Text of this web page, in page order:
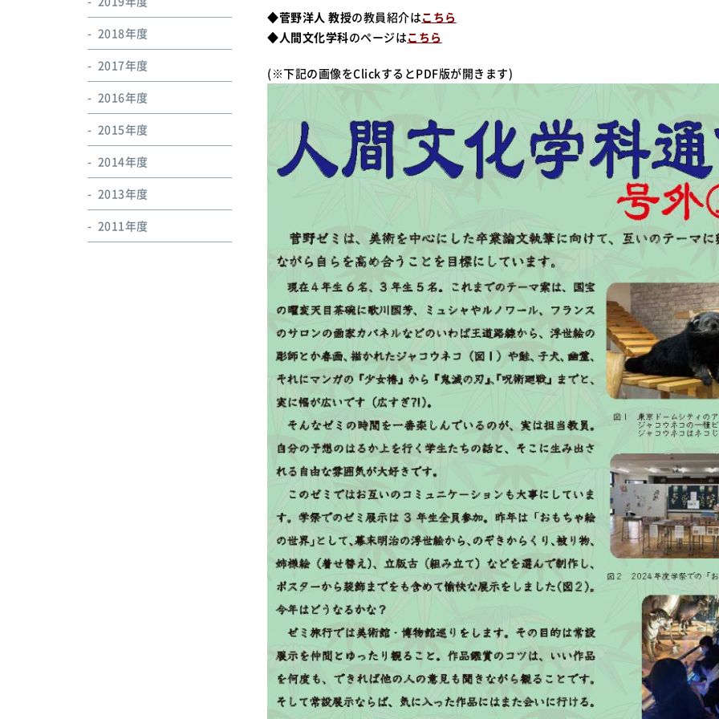
◆菅野洋人 教授の教員紹介はこちら
◆人間文化学科のページはこちら
(※下記の画像をClickするとPDF版が開きます)
2018年度
2017年度
2016年度
2015年度
2014年度
2013年度
2011年度